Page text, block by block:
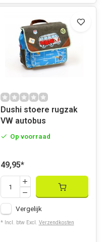
Dushi stoere rugzak
VW autobus
Op voorraad
49,95*
Vergelijk
* Incl. btw Excl. Verzendkosten